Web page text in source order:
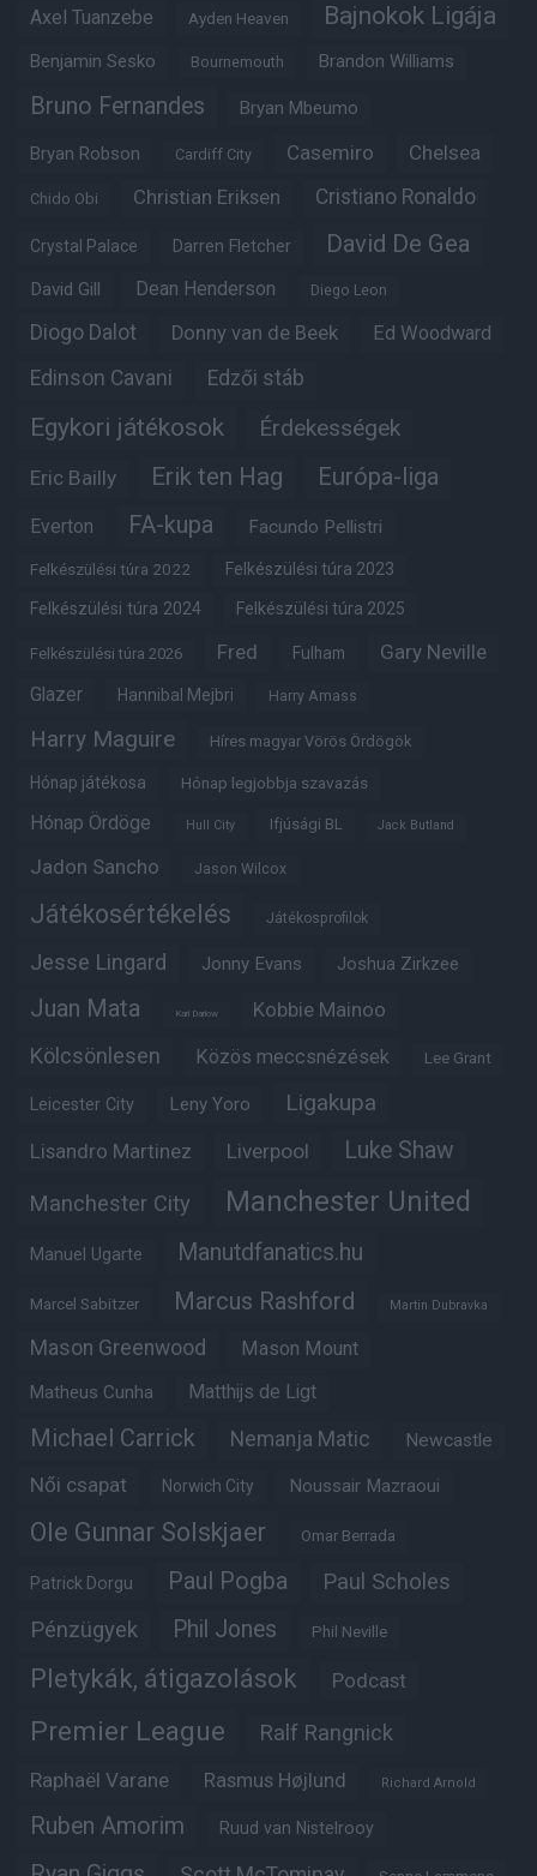
Axel Tuanzebe Ayden Heaven Bajnokok Ligája
Benjamin Sesko Bournemouth Brandon Williams
Bruno Fernandes Bryan Mbeumo
Bryan Robson Cardiff City Casemiro Chelsea
Chido Obi Christian Eriksen Cristiano Ronaldo
Crystal Palace Darren Fletcher David De Gea
David Gill Dean Henderson Diego Leon
Diogo Dalot Donny van de Beek Ed Woodward
Edinson Cavani Edzői stáb
Egykori játékosok Érdekességek
Eric Bailly Erik ten Hag Európa-liga
Everton FA-kupa Facundo Pellistri
Felkészülési túra 2022 Felkészülési túra 2023
Felkészülési túra 2024 Felkészülési túra 2025
Felkészülési túra 2026 Fred Fulham Gary Neville
Glazer Hannibal Mejbri Harry Amass
Harry Maguire Híres magyar Vörös Ördögök
Hónap játékosa Hónap legjobbja szavazás
Hónap Ördöge Hull City Ifjúsági BL Jack Butland
Jadon Sancho Jason Wilcox
Játékosértékelés Játékosprofilok
Jesse Lingard Jonny Evans Joshua Zirkzee
Juan Mata Karl Darlow Kobbie Mainoo
Kölcsönlesen Közös meccsnézések Lee Grant
Leicester City Leny Yoro Ligakupa
Lisandro Martinez Liverpool Luke Shaw
Manchester City Manchester United
Manuel Ugarte Manutdfanatics.hu
Marcel Sabitzer Marcus Rashford Martin Dubravka
Mason Greenwood Mason Mount
Matheus Cunha Matthijs de Ligt
Michael Carrick Nemanja Matic Newcastle
Női csapat Norwich City Noussair Mazraoui
Ole Gunnar Solskjaer Omar Berrada
Patrick Dorgu Paul Pogba Paul Scholes
Pénzügyek Phil Jones Phil Neville
Pletykák, átigazolások Podcast
Premier League Ralf Rangnick
Raphaël Varane Rasmus Højlund Richard Arnold
Ruben Amorim Ruud van Nistelrooy